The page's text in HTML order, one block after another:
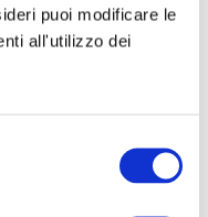
puoi modificare le
all'utilizzo dei
rispettando i
per